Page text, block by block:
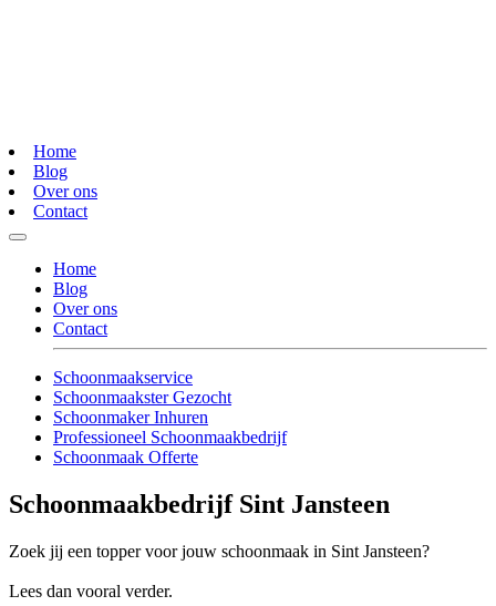
Home
Blog
Over ons
Contact
Home
Blog
Over ons
Contact
Schoonmaakservice
Schoonmaakster Gezocht
Schoonmaker Inhuren
Professioneel Schoonmaakbedrijf
Schoonmaak Offerte
Schoonmaakbedrijf Sint Jansteen
Zoek jij een topper voor jouw schoonmaak in Sint Jansteen?
Lees dan vooral verder.